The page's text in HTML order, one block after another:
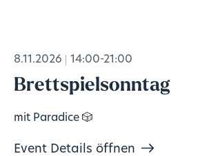
8.11.2026 14:00-21:00
Brettspielsonntag
mit Paradice 🎲
Event Details öffnen